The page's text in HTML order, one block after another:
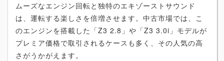
ムーズなエンジン回転と独特のエキゾーストサウンド
は、運転する楽しさを倍増させます。中古市場では、こ
のエンジンを搭載した「Z3 2.8」や「Z3 3.0i」モデルが
プレミア価格で取引されるケースも多く、その人気の高
さがうかがえます。